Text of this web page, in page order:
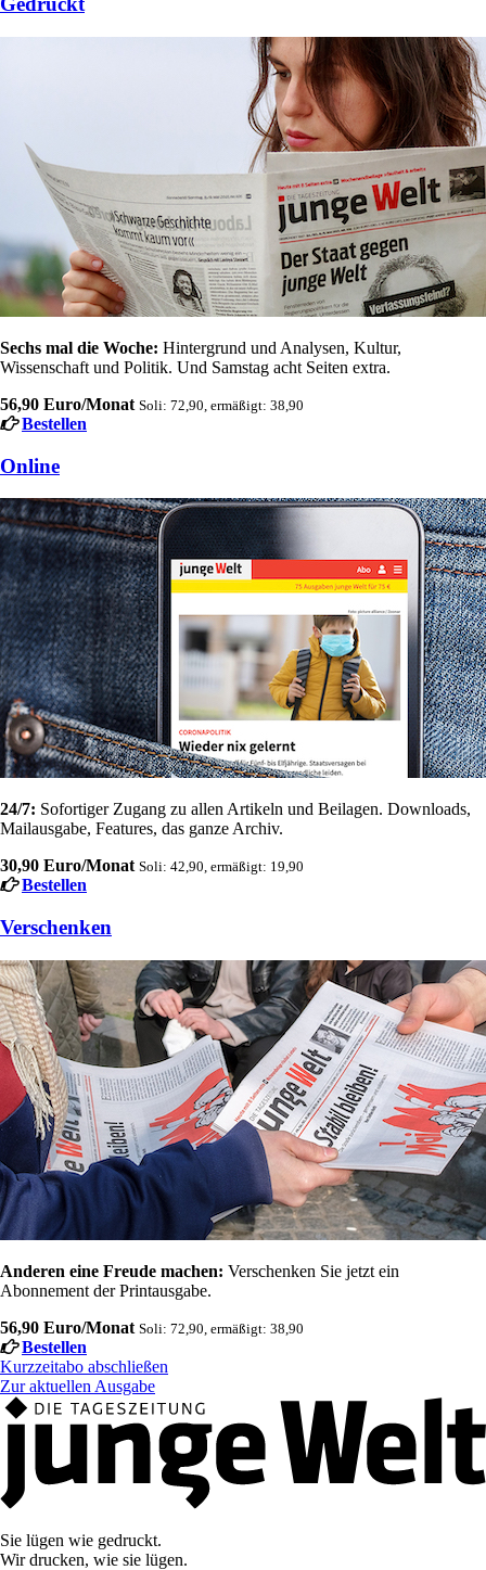
Sechs mal die Woche: Hintergrund und Analysen, Kultur,
Wissenschaft und Politik. Und Samstag acht Seiten extra.
56,90 Euro/Monat Soli: 72,90, ermäßigt: 38,90
Bestellen
Online
24/7: Sofortiger Zugang zu allen Artikeln und Beilagen. Downloads,
Mailausgabe, Features, das ganze Archiv.
30,90 Euro/Monat Soli: 42,90, ermäßigt: 19,90
Bestellen
Verschenken
Anderen eine Freude machen: Verschenken Sie jetzt ein
Abonnement der Printausgabe.
56,90 Euro/Monat Soli: 72,90, ermäßigt: 38,90
Bestellen
Kurzzeitabo abschließen
Zur aktuellen Ausgabe
Sie lügen wie gedruckt.
Wir drucken, wie sie lügen.